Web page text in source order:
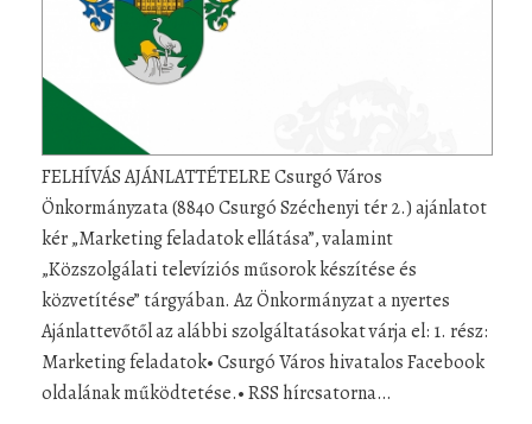
FELHÍVÁS AJÁNLATTÉTELRE Csurgó Város
Önkormányzata (8840 Csurgó Széchenyi tér 2.) ajánlatot
kér „Marketing feladatok ellátása”, valamint
„Közszolgálati televíziós műsorok készítése és
közvetítése” tárgyában. Az Önkormányzat a nyertes
Ajánlattevőtől az alábbi szolgáltatásokat várja el: 1. rész:
Marketing feladatok• Csurgó Város hivatalos Facebook
oldalának működtetése.• RSS hírcsatorna…